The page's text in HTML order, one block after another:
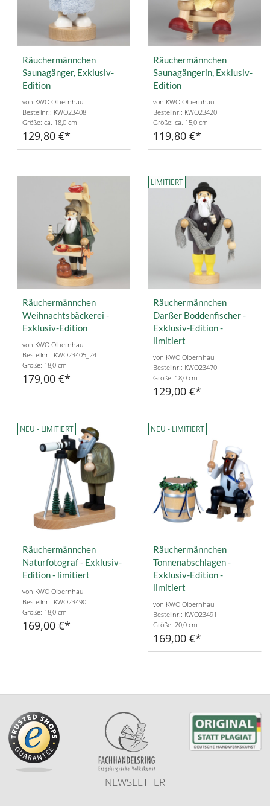
Räuchermännchen
Saunagänger, Exklusiv-
Edition
von KWO Olbernhau
Bestellnr.: KWO23408
Größe: ca. 18,0 cm
129,80 €
Räuchermännchen
Saunagängerin, Exklusiv-
Edition
von KWO Olbernhau
Bestellnr.: KWO23420
Größe: ca. 15,0 cm
119,80 €
Räuchermännchen
Weihnachtsbäckerei -
Exklusiv-Edition
von KWO Olbernhau
Bestellnr.: KWO23405_24
Größe: 18,0 cm
179,00 €
LIMITIERT
Räuchermännchen
Darßer Boddenfischer -
Exklusiv-Edition -
limitiert
von KWO Olbernhau
Bestellnr.: KWO23470
Größe: 18,0 cm
129,00 €
NEU - LIMITIERT
Räuchermännchen
Naturfotograf - Exklusiv-
Edition - limitiert
von KWO Olbernhau
Bestellnr.: KWO23490
Größe: 18,0 cm
169,00 €
NEU - LIMITIERT
Räuchermännchen
Tonnenabschlagen -
Exklusiv-Edition -
limitiert
von KWO Olbernhau
Bestellnr.: KWO23491
Größe: 20,0 cm
169,00 €
NEWSLETTER